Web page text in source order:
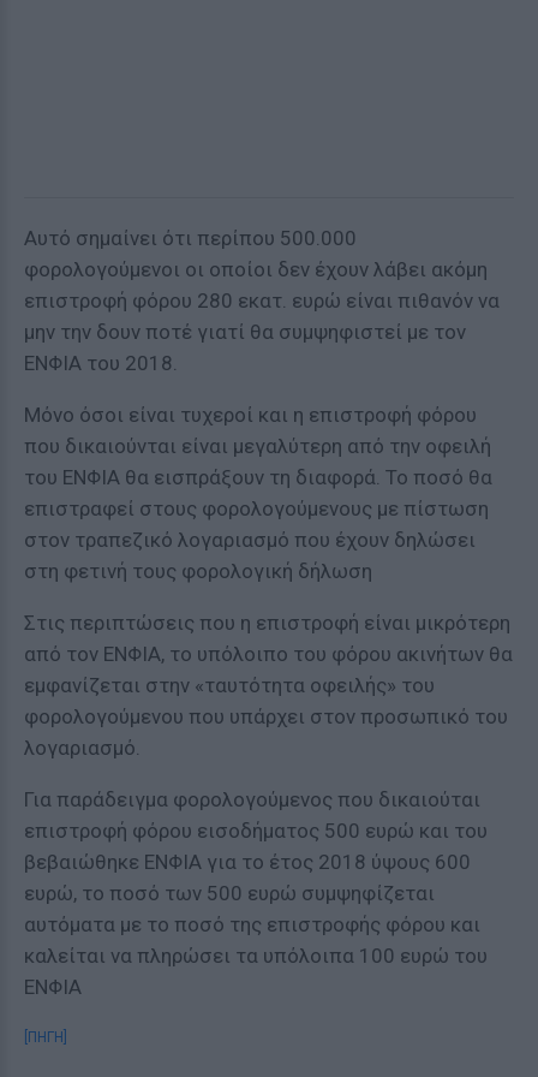
Αυτό σημαίνει ότι περίπου 500.000
φορολογούμενοι οι οποίοι δεν έχουν λάβει ακόμη
επιστροφή φόρου 280 εκατ. ευρώ είναι πιθανόν να
μην την δουν ποτέ γιατί θα συμψηφιστεί με τον
ΕΝΦΙΑ του 2018.
Μόνο όσοι είναι τυχεροί και η επιστροφή φόρου
που δικαιούνται είναι μεγαλύτερη από την οφειλή
του ΕΝΦΙΑ θα εισπράξουν τη διαφορά. Το ποσό θα
επιστραφεί στους φορολογούμενους με πίστωση
στον τραπεζικό λογαριασμό που έχουν δηλώσει
στη φετινή τους φορολογική δήλωση
Στις περιπτώσεις που η επιστροφή είναι μικρότερη
από τον ΕΝΦΙΑ, το υπόλοιπο του φόρου ακινήτων θα
εμφανίζεται στην «ταυτότητα οφειλής» του
φορολογούμενου που υπάρχει στον προσωπικό του
λογαριασμό.
Για παράδειγμα φορολογούμενος που δικαιούται
επιστροφή φόρου εισοδήματος 500 ευρώ και του
βεβαιώθηκε ΕΝΦΙΑ για το έτος 2018 ύψους 600
ευρώ, το ποσό των 500 ευρώ συμψηφίζεται
αυτόματα με το ποσό της επιστροφής φόρου και
καλείται να πληρώσει τα υπόλοιπα 100 ευρώ του
ΕΝΦΙΑ
[ΠΗΓΗ]